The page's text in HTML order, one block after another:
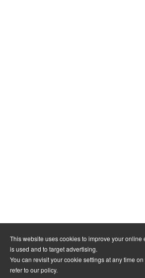
This website uses cookies to improve your
is used and to target advertising.
You can revisit your cookie settings at any time
refer to our policy.